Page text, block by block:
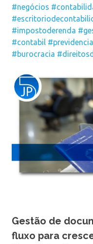
#negócios
#impostoderenda
#contabil #previdencia
#burocracia
Gestão de
fluxo para